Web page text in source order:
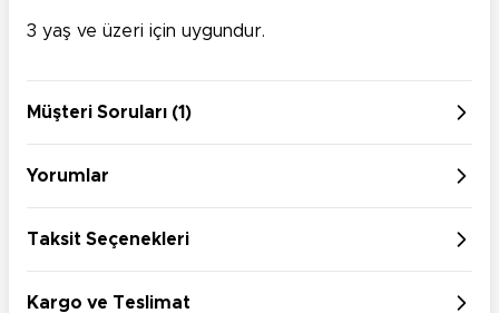
3 yaş ve üzeri için uygundur.
Müşteri Soruları (1)
Yorumlar
Taksit Seçenekleri
Kargo ve Teslimat